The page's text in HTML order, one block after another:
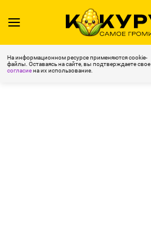
На информационном ресурсе применяются cookie-
файлы. Оставаясь на сайте, вы подтверждаете свое
согласиена их использование.